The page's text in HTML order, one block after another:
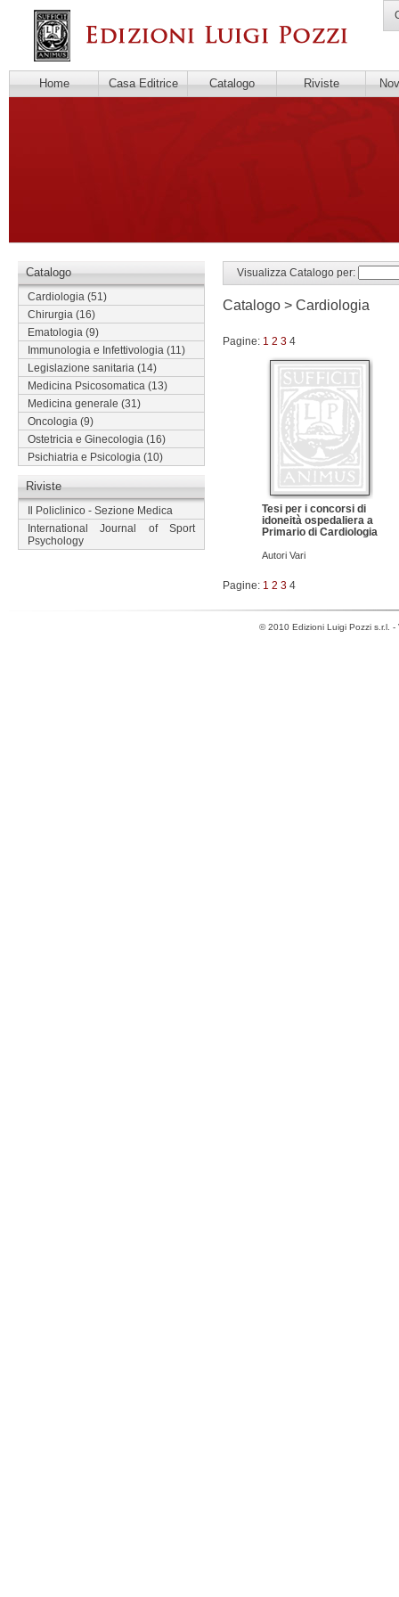
Home Casa Editrice Catalogo Riviste
Catalogo
Cardiologia (51)
Chirurgia (16)
Ematologia (9)
Immunologia e Infettivologia (11)
Legislazione sanitaria (14)
Medicina Psicosomatica (13)
Medicina generale (31)
Oncologia (9)
Ostetricia e Ginecologia (16)
Psichiatria e Psicologia (10)
Riviste
Il Policlinico - Sezione Medica
International Journal of Sport
Psychology
Visualizza Catalogo per:
Catalogo > Cardiologia
Pagine: 1 2 3 4
Tesi per i concorsi di
idoneità ospedaliera a
Primario di Cardiologia
Autori Vari
Pagine: 1 2 3 4
© 2010 Edizioni Luigi Pozzi s.r.l.